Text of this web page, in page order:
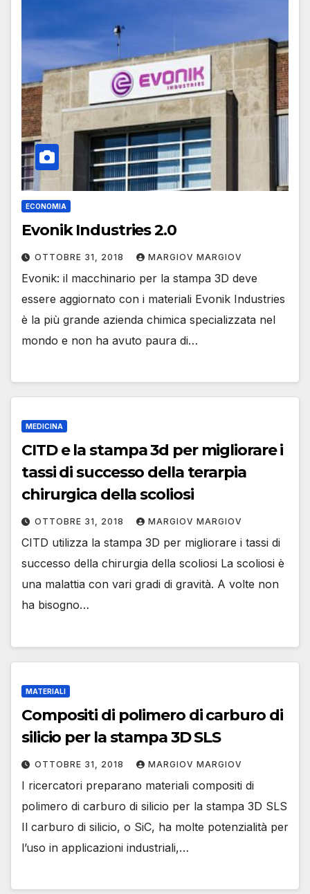
ECONOMIA
Evonik Industries 2.0
OTTOBRE 31, 2018 MARGIOV MARGIOV
Evonik: il macchinario per la stampa 3D deve
essere aggiornato con i materiali Evonik Industries
è la più grande azienda chimica specializzata nel
mondo e non ha avuto paura di…
MEDICINA
CITD e la stampa 3d per migliorare i
tassi di successo della terarpia
chirurgica della scoliosi
OTTOBRE 31, 2018 MARGIOV MARGIOV
CITD utilizza la stampa 3D per migliorare i tassi di
successo della chirurgia della scoliosi La scoliosi è
una malattia con vari gradi di gravità. A volte non
ha bisogno…
MATERIALI
Compositi di polimero di carburo di
silicio per la stampa 3D SLS
OTTOBRE 31, 2018 MARGIOV MARGIOV
I ricercatori preparano materiali compositi di
polimero di carburo di silicio per la stampa 3D SLS
Il carburo di silicio, o SiC, ha molte potenzialità per
l’uso in applicazioni industriali,…